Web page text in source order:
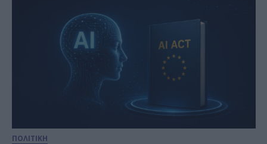
ΠΟΛΙΤΙΚΗ